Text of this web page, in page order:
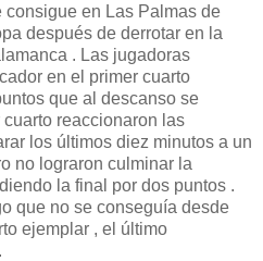
consigue en Las Palmas de
después de derrotar en la
. Las jugadoras
en el primer cuarto
que al descanso se
reaccionaron las
los últimos diez minutos a un
no lograron culminar la
la final por dos puntos .
que no se conseguía desde
ejemplar , el último